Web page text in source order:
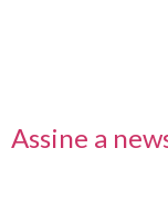
Assine a